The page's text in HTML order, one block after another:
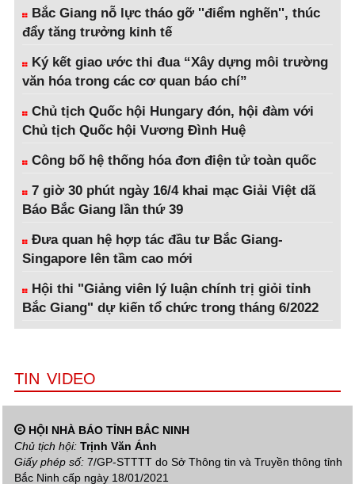
Bắc Giang nỗ lực tháo gỡ ''điểm nghẽn'', thúc
đẩy tăng trưởng kinh tế
Ký kết giao ước thi đua “Xây dựng môi trường
văn hóa trong các cơ quan báo chí”
Chủ tịch Quốc hội Hungary đón, hội đàm với
Chủ tịch Quốc hội Vương Đình Huệ
Công bố hệ thống hóa đơn điện tử toàn quốc
7 giờ 30 phút ngày 16/4 khai mạc Giải Việt dã
Báo Bắc Giang lần thứ 39
Đưa quan hệ hợp tác đầu tư Bắc Giang-
Singapore lên tầm cao mới
Hội thi "Giảng viên lý luận chính trị giỏi tỉnh
Bắc Giang" dự kiến tổ chức trong tháng 6/2022
TIN VIDEO
HỘI NHÀ BÁO TỈNH BẮC NINH
Chủ tịch hội: Trịnh Văn Ánh
Giấy phép số: 7/GP-STTTT do Sở Thông tin và Truyền thông tỉnh
Bắc Ninh cấp ngày 18/01/2021